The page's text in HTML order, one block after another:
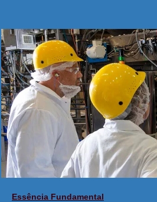
Essência Fundamental